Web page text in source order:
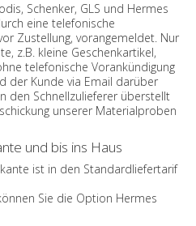
Schenker, GLS und Hermes
eine telefonische
Zustellung, vorangemeldet. Nur
z.B. kleine Geschenkartikel,
telefonische Vorankündigung
der Kunde via Email darüber
den Schnellzulieferer überstellt
unserer Materialproben
und bis ins Haus
ist in den Standardliefertarif
Sie die Option Hermes